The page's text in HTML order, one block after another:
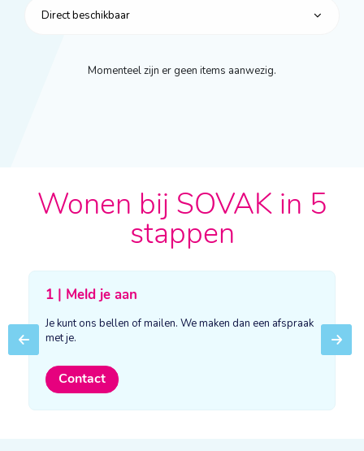
Direct beschikbaar
Momenteel zijn er geen items aanwezig.
Wonen bij SOVAK in 5
stappen
Previous
1 | Meld je aan
Je kunt ons bellen of mailen. We maken dan een afspraak
met je.
Contact
Next